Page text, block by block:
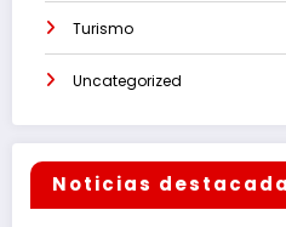
Turismo
Uncategorized
Noticias